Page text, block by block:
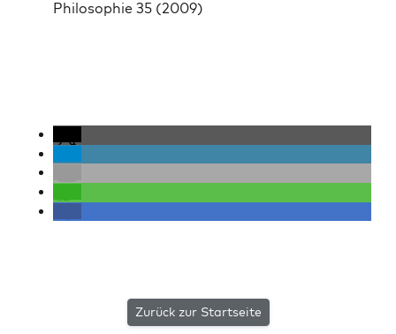
Philoso­phie 35 (2009)
Zurück zur Startseite